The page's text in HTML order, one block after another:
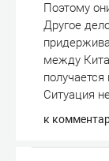
Поэтому
Другое
между
Ситуация
к